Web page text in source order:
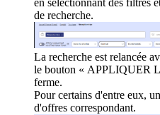
de recherche.
La recherche est relancée
le bouton « APPLIQUER
ferme.
Pour certains d'entre eux,
d'offres correspondant.